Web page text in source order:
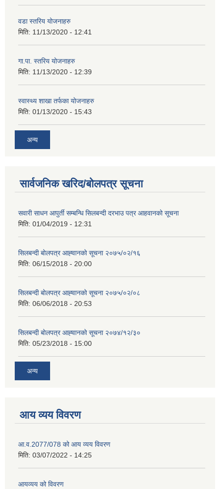
वडा स्तरिय योजनाहरु
मिति: 11/13/2020 - 12:41
गा.पा. स्तरिय योजनाहरु
मिति: 11/13/2020 - 12:39
स्वास्थ्य शाखा तर्फका योजनाहरु
मिति: 01/13/2020 - 15:43
अन्य
सार्वजनिक खरिद/बोलपत्र सूचना
सवारी साधन आपुर्ती सम्बन्धि सिलबन्दी दरभाउ पत्र आहवानको सूचना
मिति: 01/04/2019 - 12:31
सिलबन्दी बोलपत्र आह्‍वानको सूचना २०७५/०२/१६
मिति: 06/15/2018 - 20:00
सिलबन्दी बोलपत्र आह्‍वानको सूचना २०७५/०२/०८
मिति: 06/06/2018 - 20:53
सिलबन्दी बोलपत्र आह्‍वानको सूचना २०७४/१२/३०
मिति: 05/23/2018 - 15:00
अन्य
आय व्यय विवरण
आ.व.2077/078 को आय व्यय विवरण
मिति: 03/07/2022 - 14:25
आयव्यय को विवरण